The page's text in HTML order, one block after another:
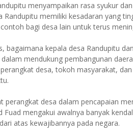
menyampaikan rasa syukur
memiliki kesadaran yang
bagi desa lain untuk terus
bagaimana kepala desa Randupitu
mendukung pembangunan
desa, tokoh masyarakat,
perangkat desa dalam pencapaian
mengakui awalnya banyak
atas kewajibannya pada negara.